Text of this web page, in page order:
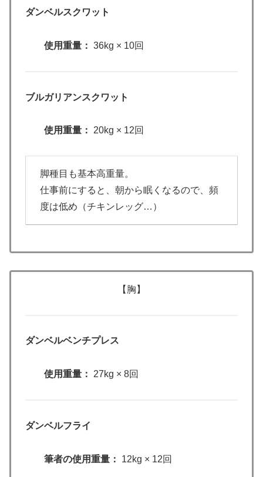
ダンベルスクワット
使用重量： 36kg × 10回
ブルガリアンスクワット
使用重量： 20kg × 12回
脚種目も基本高重量。
仕事前にすると、朝から眠くなるので、頻
度は低め（チキンレッグ…）
【胸】
ダンベルベンチプレス
使用重量： 27kg × 8回
ダンベルフライ
筆者の使用重量： 12kg × 12回